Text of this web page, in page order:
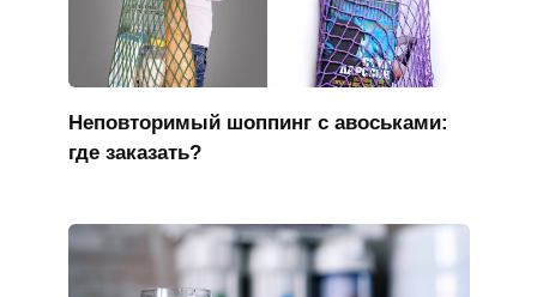
Неповторимый шоппинг с авоськами:
где заказать?